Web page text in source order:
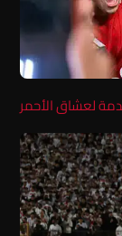
لعشاق الأحمر